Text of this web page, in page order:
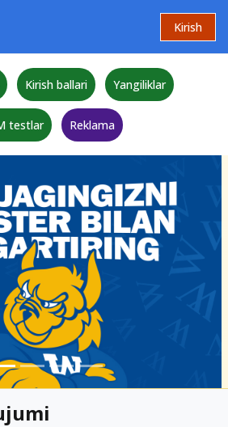
Kirish
Kirish ballari Yangiliklar
testlar Reklama